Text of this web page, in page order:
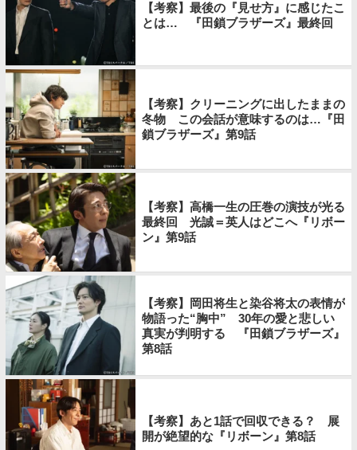
【考察】最後の『見せ方』に感じたこ
とは… 『田鎖ブラザーズ』最終回
【考察】クリーニングに出したままの
冬物 この会話が意味するのは…『田
鎖ブラザーズ』第9話
【考察】高橋一生の圧巻の演技が光る
最終回 光誠＝英人はどこへ『リボー
ン』第9話
【考察】岡田将生と染谷将太の表情が
物語った“胸中” 30年の愛と悲しい
真実が判明する 『田鎖ブラザーズ』
第8話
【考察】あと1話で回収できる？ 展
開が絶望的な『リボーン』第8話